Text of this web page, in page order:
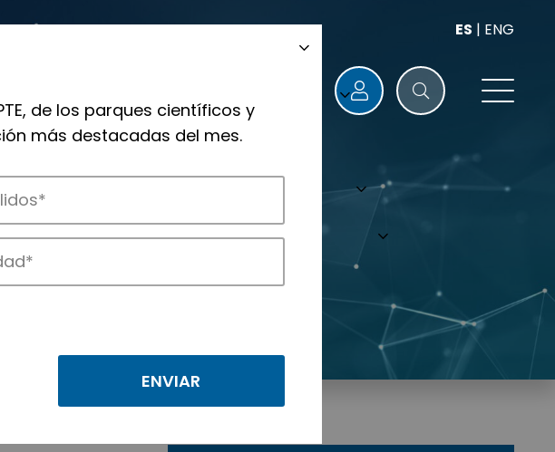
ES | ENG
y tecnológicos.
de los parques científicos y
más destacadas del mes.